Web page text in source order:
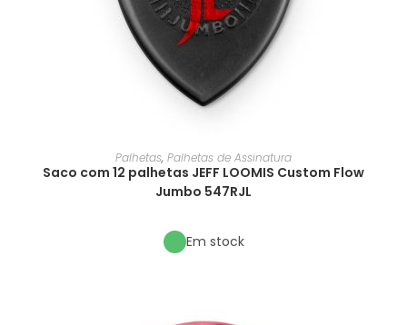
Palhetas, Palhetas de Assinatura
Saco com 12 palhetas JEFF LOOMIS Custom Flow
Jumbo 547RJL
Em stock